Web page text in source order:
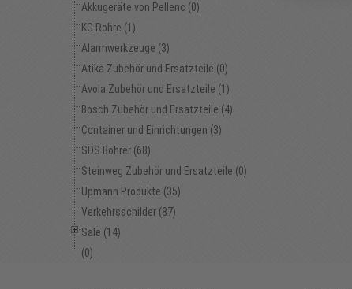
Akkugeräte von Pellenc (0)
KG Rohre (1)
Alarmwerkzeuge (3)
Atika Zubehör und Ersatzteile (0)
Avola Zubehör und Ersatzteile (1)
Bosch Zubehör und Ersatzteile (4)
Container und Einrichtungen (3)
SDS Bohrer (68)
Steinweg Zubehör und Ersatzteile (0)
Upmann Produkte (35)
Verkehrsschilder (87)
Sale (14)
(0)